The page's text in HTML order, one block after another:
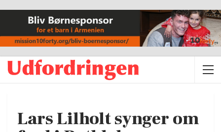
Lars Lilholt synger om